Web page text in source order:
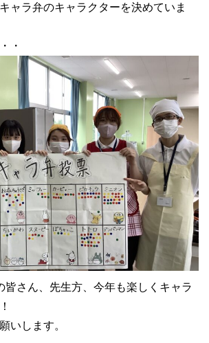
ャラ弁のキャラクターを決めていま
・
皆さん、先生方、今年も楽しくキャラ
いします。